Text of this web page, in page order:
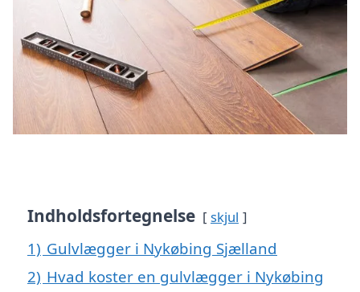
Indholdsfortegnelse skjul
1) Gulvlægger i Nykøbing Sjælland
2) Hvad koster en gulvlægger i Nykøbing